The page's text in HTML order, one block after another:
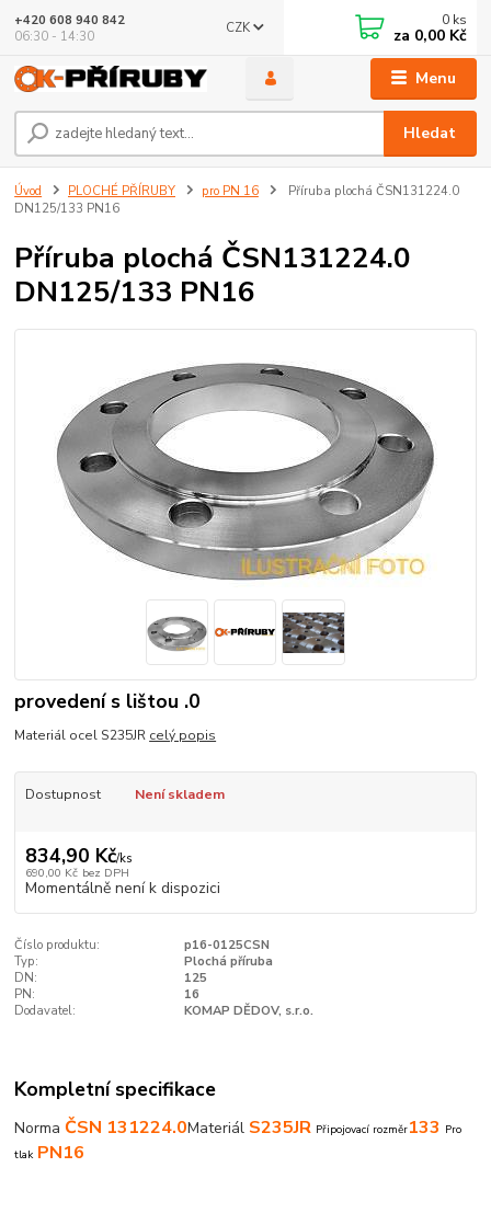
Menu
CZK
Hledat
+420 608 940 842
06:30 - 14:30
0 ks
za 0,00 Kč
Úvod PLOCHÉ PŘÍRUBY pro PN 16
Příruba plochá ČSN131224.0
DN125/133 PN16
Příruba plochá ČSN131224.0
DN125/133 PN16
provedení s lištou .0
Materiál ocel S235JR celý popis
Dostupnost Není skladem
834,90 Kč/ks
690,00 Kč bez DPH
Momentálně není k dispozici
Číslo produktu:
p16-0125CSN
Typ:
Plochá příruba
DN:
125
PN:
16
Dodavatel:
KOMAP DĚDOV, s.r.o.
Kompletní specifikace
NormaČSN 131224.0Materiál S235JR Připojovací rozměr133 Pro
tlak PN16